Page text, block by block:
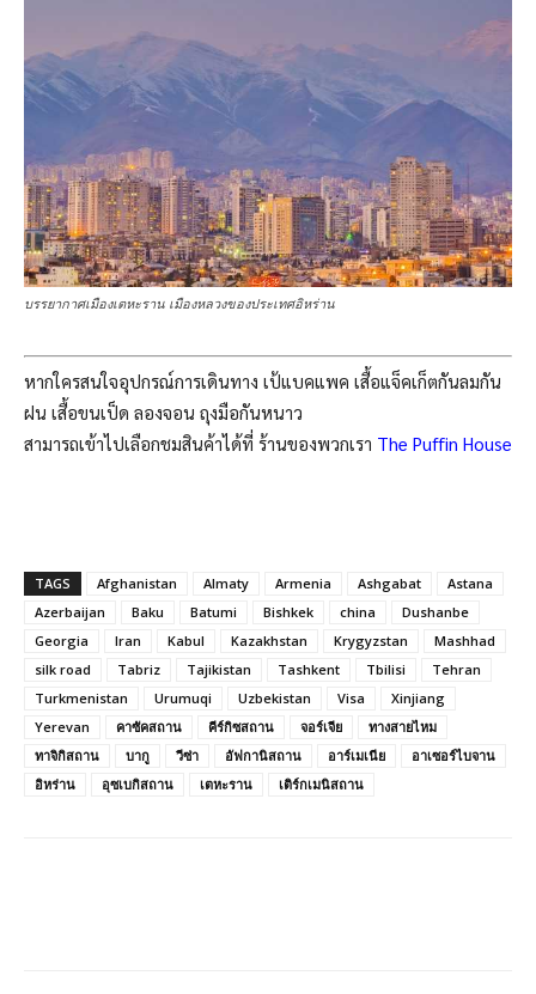
บรรยากาศเมืองเตหะราน เมืองหลวงของประเทศอิหร่าน
หากใครสนใจอุปกรณ์การเดินทาง เป้แบคแพค เสื้อแจ็คเก็ตกันลมกัน
ฝน เสื้อขนเป็ด ลองจอน ถุงมือกันหนาว
สามารถเข้าไปเลือกชมสินค้าได้ที่ ร้านของพวกเรา The Puffin House
TAGS Afghanistan Almaty Armenia Ashgabat
Astana
Azerbaijan
Baku Batumi Bishkek china
Dushanbe
Georgia
Iran Kabul Kazakhstan Krygyzstan
Mashhad
silk road
Tabriz Tajikistan Tashkent Tbilisi
Tehran
Turkmenistan
Urumuqi Uzbekistan Visa
Xinjiang
Yerevan
คาซัคสถาน คีร์กิซสถาน จอร์เจีย
ทางสายไหม
ทาจิกิสถาน
บากู วีซ่า อัฟกานิสถาน อาร์เมเนีย
อาเซอร์ไบจาน
อิหร่าน
อุซเบกิสถาน เตหะราน เติร์กเมนิสถาน